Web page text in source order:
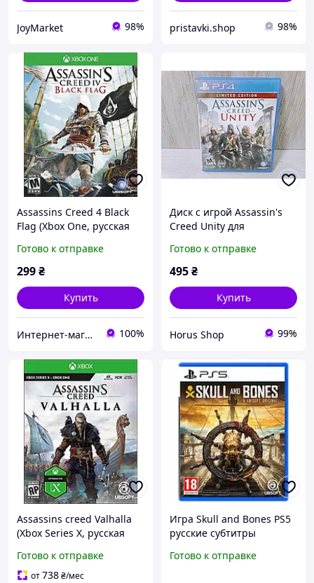
JoyMarket 98% pristavki.shop 98%
Assassins Creed 4 Black
Flag (Xbox One, русская
Готово к отправке
299₴
Купить
Интернет-магазин "KeyStoreGame" 100%
Диск с игрой Assassin's
Creed Unity для
Готово к отправке
495₴
Купить
Horus Shop 99%
Assassins creed Valhalla
(Xbox Series X, русская
Готово к отправке
от738₴/мес
Игра Skull and Bones PS5
русские субтитры
Готово к отправке